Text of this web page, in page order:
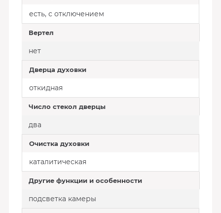
есть, с отключением
Вертел
нет
Дверца духовки
откидная
Число стекол дверцы
два
Очистка духовки
каталитическая
Другие функции и особенности
подсветка камеры